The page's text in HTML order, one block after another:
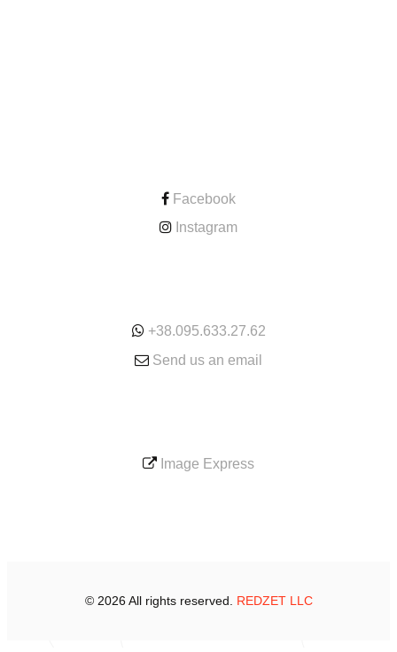
Facebook
Instagram
+38.095.633.27.62
Send us an email
Image Express
© 2026 All rights reserved. REDZET LLC